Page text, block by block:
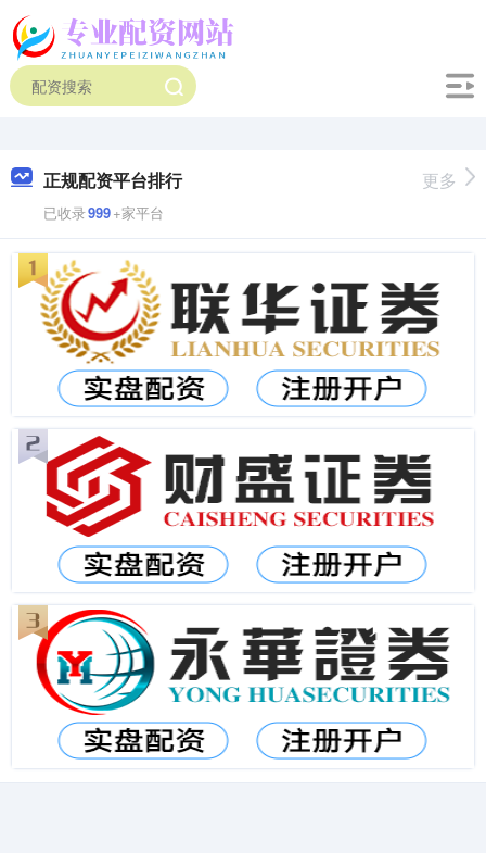
正规配资平台排行
已收录999+家平台
更多